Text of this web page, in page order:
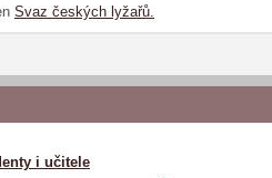
Svaz českých lyžařů.
i učitele